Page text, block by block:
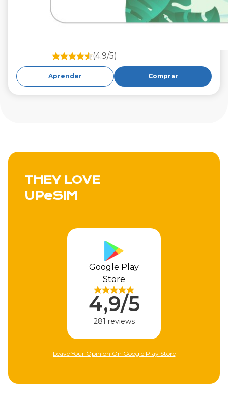
(4.9/5)
Aprender Comprar
THEY LOVE
UPeSIM
Apple Store
4,9/5
310 reviews
Leave Your Opinion On Apple Store